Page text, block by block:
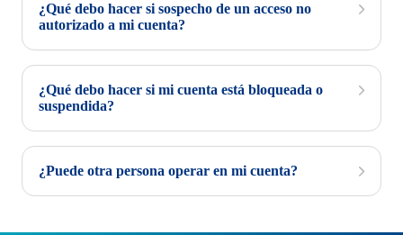
¿Qué debo hacer si sospecho de un acceso no
autorizado a mi cuenta?
¿Qué debo hacer si mi cuenta está bloqueada o
suspendida?
¿Puede otra persona operar en mi cuenta?